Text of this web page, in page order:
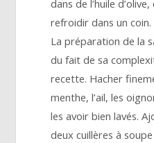
dans de l’huile
refroidir dans un coin.
La préparation de la
du fait de sa
recette. Hacher
menthe, l’ail, les
les avoir bien lavés.
deux cuillères à